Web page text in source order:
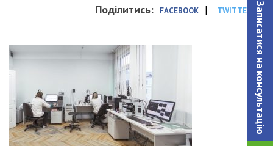
Записатися на консультацiю
Поділитись: FACEBOOK | TWITTER